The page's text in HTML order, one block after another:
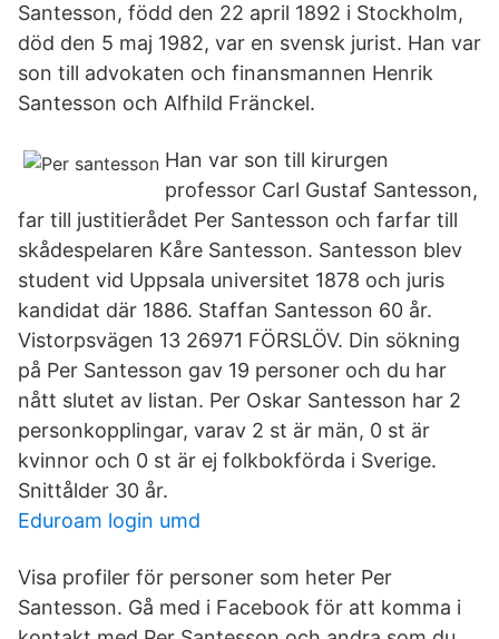
Santesson, född den 22 april 1892 i Stockholm,
död den 5 maj 1982, var en svensk jurist. Han var
son till advokaten och finansmannen Henrik
Santesson och Alfhild Fränckel.
Han var son till kirurgen
professor Carl Gustaf Santesson,
far till justitierådet Per Santesson och farfar till
skådespelaren Kåre Santesson. Santesson blev
student vid Uppsala universitet 1878 och juris
kandidat där 1886. Staffan Santesson 60 år.
Vistorpsvägen 13 26971 FÖRSLÖV. Din sökning
på Per Santesson gav 19 personer och du har
nått slutet av listan. Per Oskar Santesson har 2
personkopplingar, varav 2 st är män, 0 st är
kvinnor och 0 st är ej folkbokförda i Sverige.
Snittålder 30 år.
Eduroam login umd
Visa profiler för personer som heter Per
Santesson. Gå med i Facebook för att komma i